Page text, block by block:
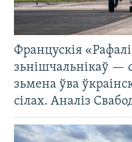
Францускія
зьнішчальнікаў —
зьмена ўва
сілах. Аналіз